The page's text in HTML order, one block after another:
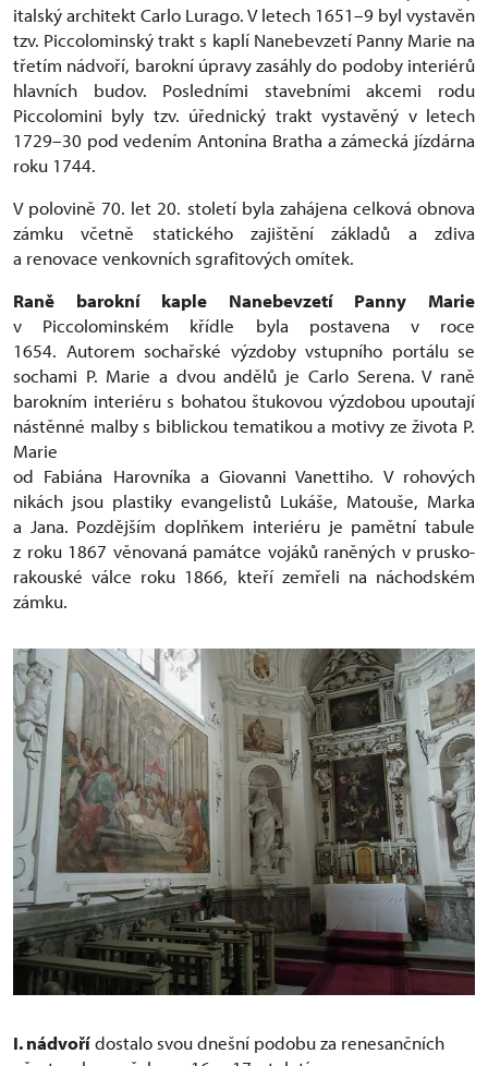
italský architekt Carlo Lurago. V letech 1651–9 byl vystavěn
tzv. Piccolominský trakt s kaplí Nanebevzetí Panny Marie na
třetím nádvoří, barokní úpravy zasáhly do podoby interiérů
hlavních budov. Posledními stavebními akcemi rodu
Piccolomini byly tzv. úřednický trakt vystavěný v letech
1729–30 pod vedením Antonína Bratha a zámecká jízdárna
roku 1744.
V polovině 70. let 20. století byla zahájena celková obnova
zámku včetně statického zajištění základů a zdiva
a renovace venkovních sgrafitových omítek.
Raně barokní kaple Nanebevzetí Panny Marie
v Piccolominském křídle byla postavena v roce
1654. Autorem sochařské výzdoby vstupního portálu se
sochami P. Marie a dvou andělů je Carlo Serena. V raně
barokním interiéru s bohatou štukovou výzdobou upoutají
nástěnné malby s biblickou tematikou a motivy ze života P.
Marie
od Fabiána Harovníka a Giovanni Vanettiho. V rohových
nikách jsou plastiky evangelistů Lukáše, Matouše, Marka
a Jana. Pozdějším doplňkem interiéru je pamětní tabule
z roku 1867 věnovaná památce vojáků raněných v prusko-
rakouské válce roku 1866, kteří zemřeli na náchodském
zámku.
I. nádvořídostalo svou dnešní podobu za renesančních